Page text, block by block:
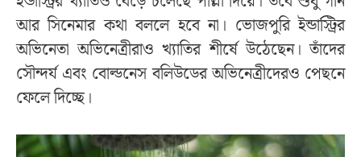
আর সিনেমার কথা বললে হবে না। ভোজপুরি ইন্ডাস্ট্রির
অভিনেতা অভিনেত্রীরাও খ্যাতির শীর্ষে উঠেছেন। তাঁদের
সৌন্দর্য এবং বোল্ডনেস বলিউডের অভিনেত্রীদেরও পেছনে
ফেলে দিচ্ছে।